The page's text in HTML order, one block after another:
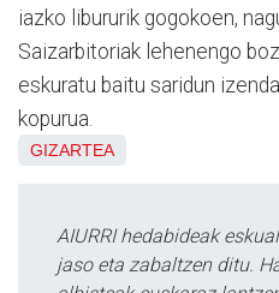
iazko libururik gogokoen,
Saizarbitoriak lehenengo
eskuratu baitu saridun
kopurua.
GIZARTEA
AIURRI hedabideak
jaso eta zabaltzen ditu.